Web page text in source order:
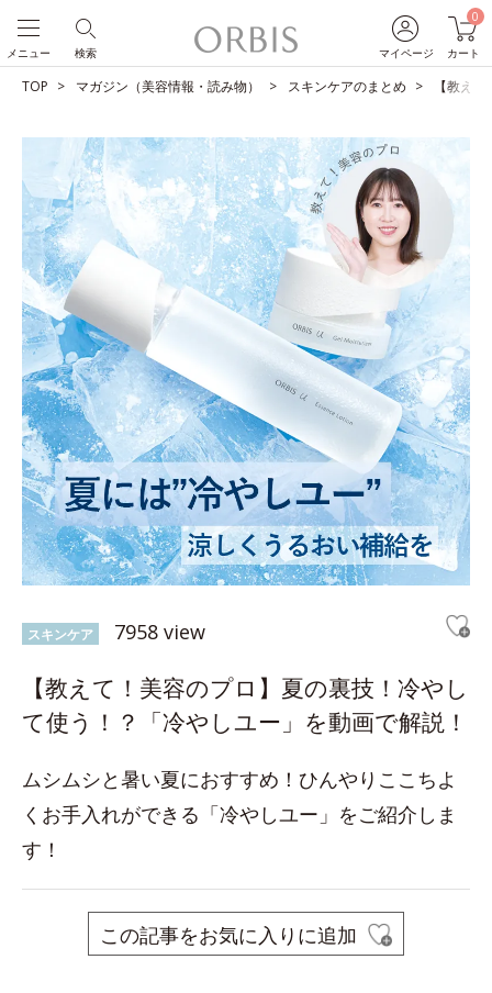
マイページ
0
カート
検索
メニュー
TOP マガジン（美容情報・読み物） スキンケアのまとめ 【教え
スキンケア 7958 view
【教えて！美容のプロ】夏の裏技！冷やし
て使う！？「冷やしユー」を動画で解説！
ムシムシと暑い夏におすすめ！ひんやりここちよ
くお手入れができる「冷やしユー」をご紹介しま
す！
この記事をお気に入りに追加